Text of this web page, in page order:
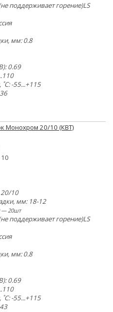
поддерживает горение)LS
мм: 0.8
0.69
-55...+115
Монохром 20/10 (КВТ)
10
мм: 18-12
— 20шт
поддерживает горение)LS
мм: 0.8
0.69
-55...+115